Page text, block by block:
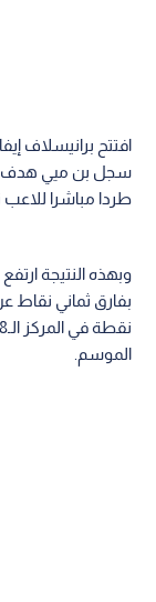
طردا مباشرا للاعب
الموسم.